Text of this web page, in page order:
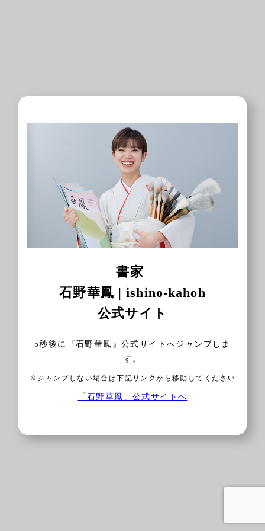
書家
石野華鳳 | ishino-kahoh
公式サイト
5秒後に『石野華鳳』公式サイトへジャンプしま
す。
※ジャンプしない場合は下記リンクから移動してください
「石野華鳳」公式サイトへ